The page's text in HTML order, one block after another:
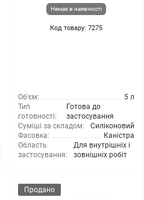
Немає в наявності
Код товару: 7275
Об'єм:
5 л
Тип
готовності:
Готова до
застосування
Суміші за складом:
Силіконовий
Фасовка:
Каністра
Область
застосування:
Для внутрішніх і
зовнішніх робіт
Продано